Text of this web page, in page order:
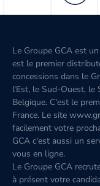
Le Groupe GCA est
est le premier
concessions dans le
l'Est, le Sud-Ouest, le
Belgique. C'est le
France. Le site
facilement votre
GCA c'est aussi un
vous en ligne.
Le Groupe GCA
à présent votre